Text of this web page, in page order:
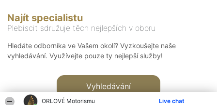
ORLOVÉ Motorismu Live chat
Najít specialistu
Plebiscit sdružuje těch nejlepších v oboru
Hledáte odborníka ve Vašem okolí? Vyzkoušejte naše
vyhledávání. Využívejte pouze ty nejlepší služby!
Vyhledávání